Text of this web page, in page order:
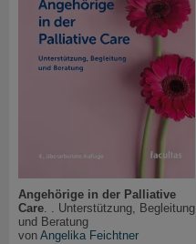
Angehörige in der Palliative
Care. . Unterstützung, Begleitung
und Beratung
von Angelika Feichtner